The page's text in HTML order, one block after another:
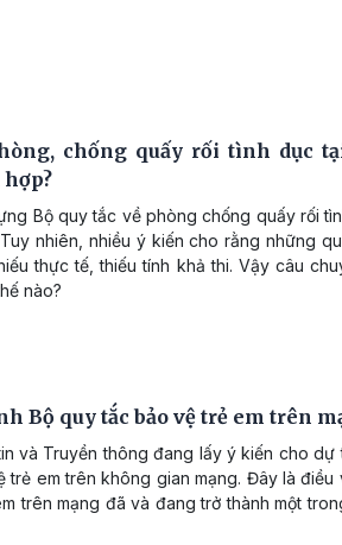
chống quấy rối tình dục
Bộ quy tắc về phòng chống quấy rối
nhiên, nhiều ý kiến cho rằng những
thực tế, thiếu tính khả thi. Vậy câu
nào?
Bộ quy tắc bảo vệ trẻ em trên
và Truyền thông đang lấy ý kiến cho dự
trẻ em trên không gian mạng. Đây là điều
trên mạng đã và đang trở thành một